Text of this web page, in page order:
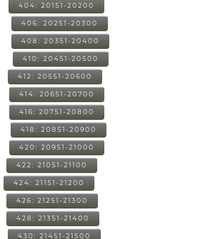
404: 20151-20200
406: 20251-20300
408: 20351-20400
410: 20451-20500
412: 20551-20600
414: 20651-20700
416: 20751-20800
418: 20851-20900
420: 20951-21000
422: 21051-21100
424: 21151-21200
426: 21251-21300
428: 21351-21400
430: 21451-21500